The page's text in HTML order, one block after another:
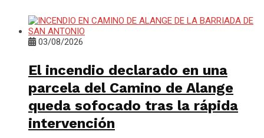
03/08/2026
El incendio declarado en una
parcela del Camino de Alange
queda sofocado tras la rápida
intervención